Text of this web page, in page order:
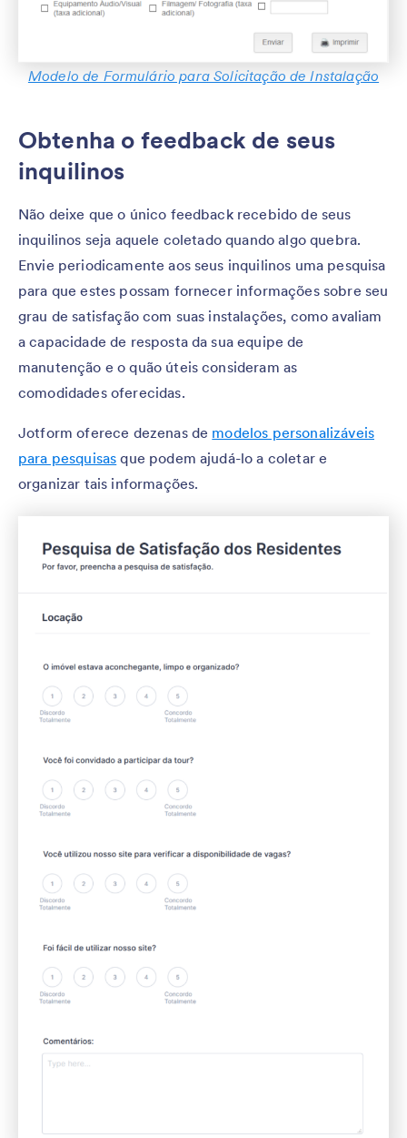
Modelo de Formulário para Solicitação de Instalação
Obtenha o feedback de seus
inquilinos
Não deixe que o único feedback recebido de seus
inquilinos seja aquele coletado quando algo quebra.
Envie periodicamente aos seus inquilinos uma pesquisa
para que estes possam fornecer informações sobre seu
grau de satisfação com suas instalações, como avaliam
a capacidade de resposta da sua equipe de
manutenção e o quão úteis consideram as
comodidades oferecidas.
Jotform oferece dezenas de modelos personalizáveis
para pesquisas que podem ajudá-lo a coletar e
organizar tais informações.